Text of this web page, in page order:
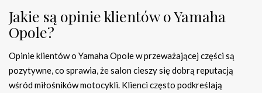
Jakie są opinie klientów o Yamaha
Opole?
Opinie klientów o Yamaha Opole w przeważającej części są
pozytywne, co sprawia, że salon cieszy się dobrą reputacją
wśród miłośników motocykli. Klienci często podkreślają